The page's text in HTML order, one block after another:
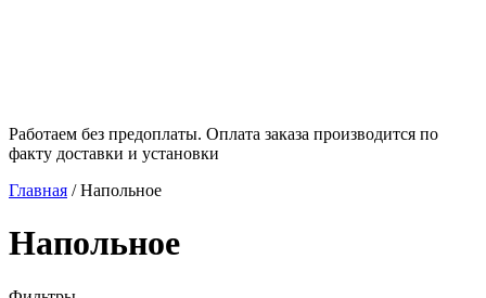
Работаем без предоплаты. Оплата заказа производится по
факту доставки и установки
Главная /Напольное
Напольное